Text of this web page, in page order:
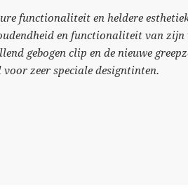
functionaliteit en heldere
en functionaliteit van
gebogen clip en de nieuwe
zeer speciale designtinten.